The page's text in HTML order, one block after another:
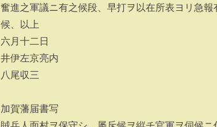
奮進之軍議ニ有之候段、早打ヲ以在所表ヨリ急
候、以上
六月十二日
井伊左京亮内
八尾収三
加賀藩届書写